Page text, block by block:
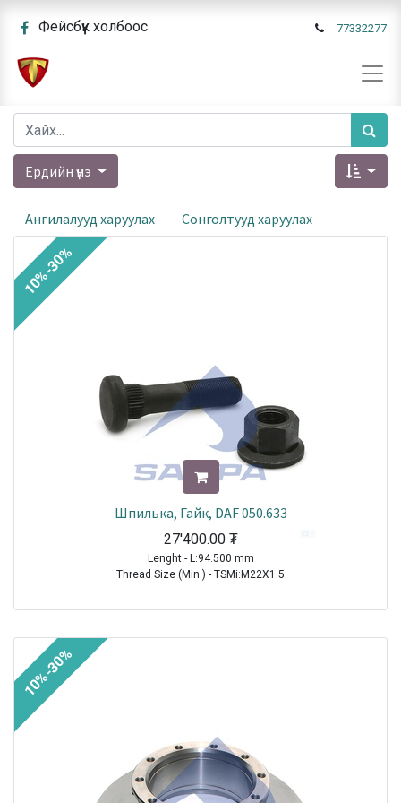
Фейсбүүк холбоос 77332277
Ердийн үнэ
Ангилалууд харуулах Сонголтууд харуулах
Шпилька, Гайк, DAF 050.633
27'400.00₮
Lenght - L:94.500 mm
Thread Size (Min.) - TSMi:M22X1.5
TRUCK|DAF|95XF|1997-2002
TRUCK|DAF|CF75|2001-2013
10%-30%
10%-30%